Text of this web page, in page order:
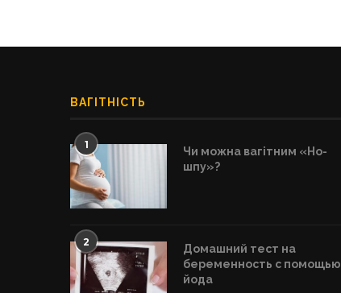
ВАГІТНІСТЬ
1
Чи можна вагітним «Но-
шпу»?
2
Домашний тест на
беременность с помощью
йода